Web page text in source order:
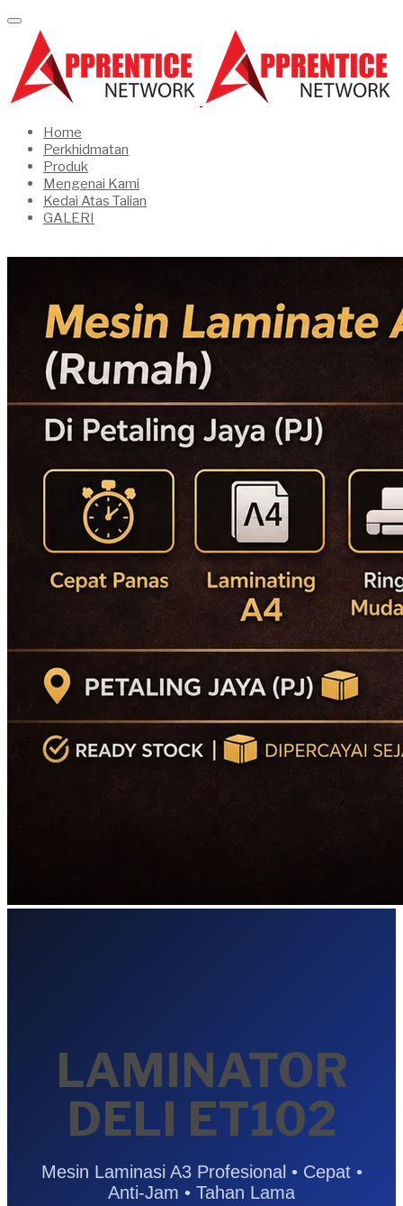
Home
Perkhidmatan
Produk
Mengenai Kami
Kedai Atas Talian
GALERI
LAMINATOR
DELI ET102
Mesin Laminasi A3 Profesional • Cepat •
Anti-Jam • Tahan Lama